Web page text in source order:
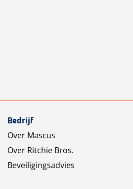
Bedrijf
Over Mascus
Over Ritchie Bros.
Beveiligingsadvies